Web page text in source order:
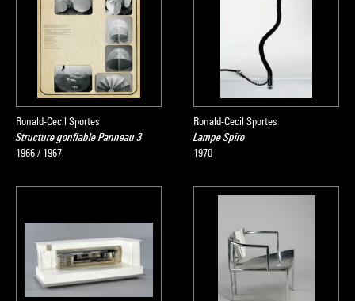
Ronald-Cecil Sportes
Structure gonflable Panneau 3
1966 / 1967
Ronald-Cecil Sportes
Lampe Spiro
1970